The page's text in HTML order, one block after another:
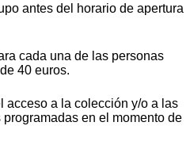
antes del horario de apertura
cada una de las personas
40 euros.
acceso a la colección y/o a las
en el momento de